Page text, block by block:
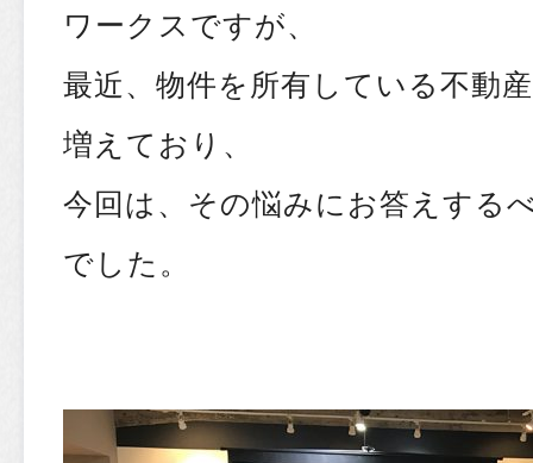
ワークスですが、
最近、物件を所有している不動
増えており、
今回は、その悩みにお答えする
でした。